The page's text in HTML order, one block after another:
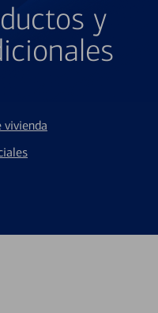
y
vivienda